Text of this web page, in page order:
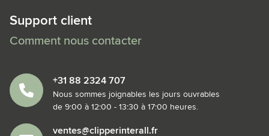
Support client
Comment nous contacter
+31 88 2324 707
Nous sommes joignables les jours ouvrables
de 9:00 à 12:00 - 13:30 à 17:00 heures.
ventes@clipperinterall.fr